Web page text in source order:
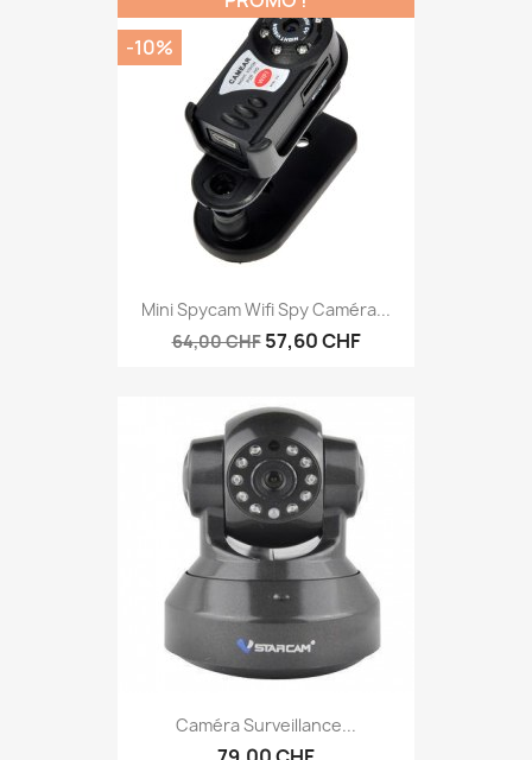
Mini Spycam Wifi Spy Caméra...
64,00 CHF 57,60 CHF
-10%
Caméra Surveillance...